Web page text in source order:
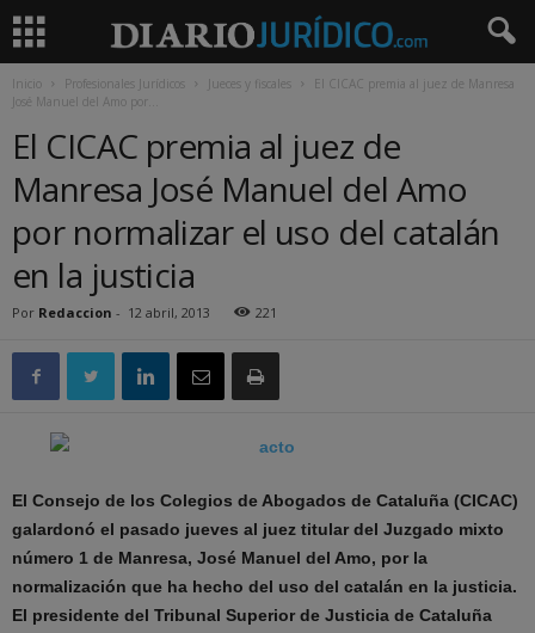
Inicio Profesionales Jurídicos Jueces y fiscales
El CICAC premia al juez de Manresa
José Manuel del Amo por...
El CICAC premia al juez de
Manresa José Manuel del Amo
por normalizar el uso del catalán
en la justicia
Por Redaccion - 12 abril, 2013 221
El Consejo de los Colegios de Abogados de Cataluña (CICAC)
galardonó el pasado jueves al juez titular del Juzgado mixto
número 1 de Manresa, José Manuel del Amo, por la
normalización que ha hecho del uso del catalán en la justicia.
El presidente del Tribunal Superior de Justicia de Cataluña